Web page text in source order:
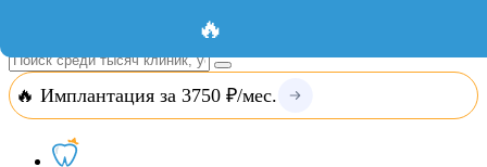
Вход
🔥 Имплантация за 3750 ₽/мес.
🔥